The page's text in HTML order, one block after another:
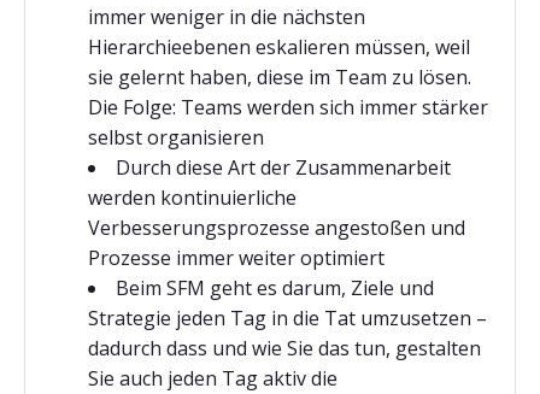
immer weniger in die nächsten
Hierarchieebenen eskalieren müssen, weil
sie gelernt haben, diese im Team zu lösen.
Die Folge: Teams werden sich immer stärker
selbst organisieren
Durch diese Art der Zusammenarbeit
werden kontinuierliche
Verbesserungsprozesse angestoßen und
Prozesse immer weiter optimiert
Beim SFM geht es darum, Ziele und
Strategie jeden Tag in die Tat umzusetzen –
dadurch dass und wie Sie das tun, gestalten
Sie auch jeden Tag aktiv die